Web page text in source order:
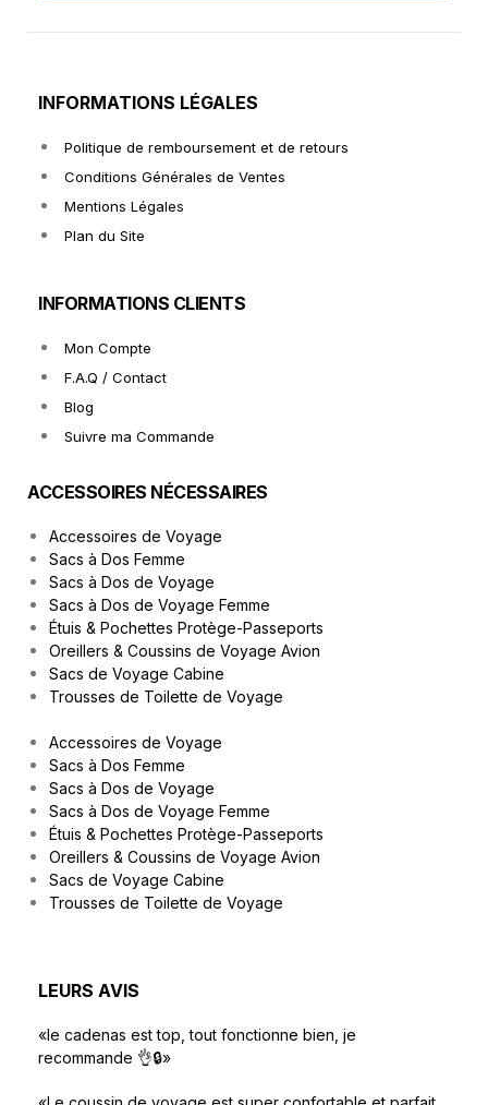
INFORMATIONS LÉGALES
Politique de remboursement et de retours
Conditions Générales de Ventes
Mentions Légales
Plan du Site
INFORMATIONS CLIENTS
Mon Compte
F.A.Q / Contact
Blog
Suivre ma Commande
ACCESSOIRES NÉCESSAIRES
Accessoires de Voyage
Sacs à Dos Femme
Sacs à Dos de Voyage
Sacs à Dos de Voyage Femme
Étuis & Pochettes Protège-Passeports
Oreillers & Coussins de Voyage Avion
Sacs de Voyage Cabine
Trousses de Toilette de Voyage
Accessoires de Voyage
Sacs à Dos Femme
Sacs à Dos de Voyage
Sacs à Dos de Voyage Femme
Étuis & Pochettes Protège-Passeports
Oreillers & Coussins de Voyage Avion
Sacs de Voyage Cabine
Trousses de Toilette de Voyage
LEURS AVIS
«le cadenas est top, tout fonctionne bien, je
recommande 👌🔒»